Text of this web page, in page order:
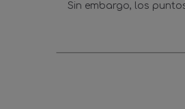
Sin embargo, los